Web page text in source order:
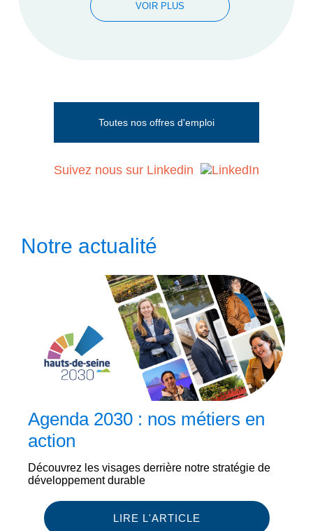
VOIR PLUS
Toutes nos offres d'emploi
Suivez nous sur Linkedin
Notre actualité
Agenda 2030 : nos métiers en
action
Découvrez les visages derrière notre stratégie de
développement durable
LIRE L'ARTICLE